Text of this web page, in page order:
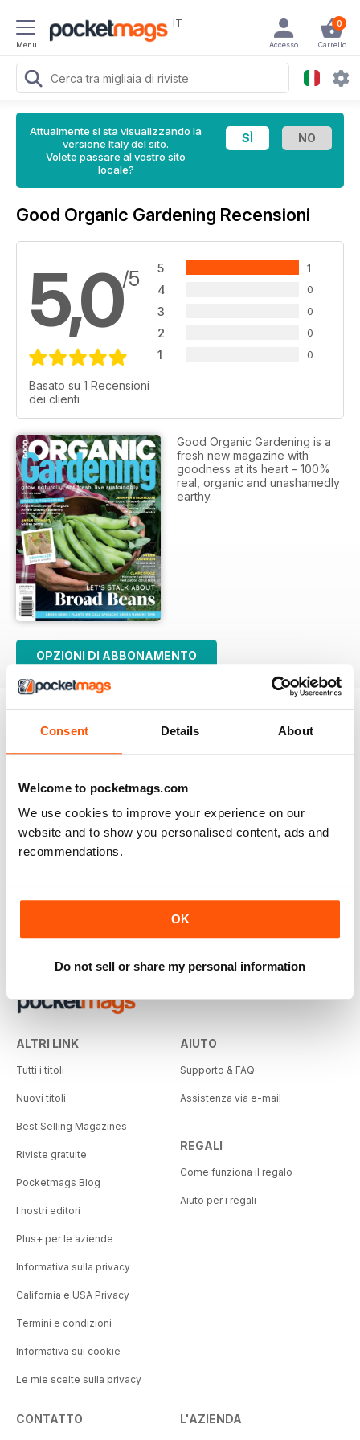
Consent Details About
Welcome to pocketmags.com
We use cookies to improve your experience on our
website and to show you personalised content, ads and
recommendations.
OK
Do not sell or share my personal information
Menu
IT 0
Carrello
Accesso
Attualmente si sta visualizzando la
versione Italy del sito.
Volete passare al vostro sito
locale?
Good Organic Gardening Recensioni
5,0/5
Basato su 1 Recensioni
dei clienti
5 1
4 0
3 0
2 0
1 0
Good Organic Gardening is a
fresh new magazine with
goodness at its heart – 100%
real, organic and unashamedly
earthy.
OPZIONI DI ABBONAMENTO
ALTRI LINK
Tutti i titoli
Nuovi titoli
Best Selling Magazines
Riviste gratuite
Pocketmags Blog
I nostri editori
Plus+ per le aziende
Informativa sulla privacy
California e USA Privacy
Termini e condizioni
Informativa sui cookie
Le mie scelte sulla privacy
AIUTO
Supporto & FAQ
Assistenza via e-mail
REGALI
Come funziona il regalo
Aiuto per i regali
CONTATTO L'AZIENDA